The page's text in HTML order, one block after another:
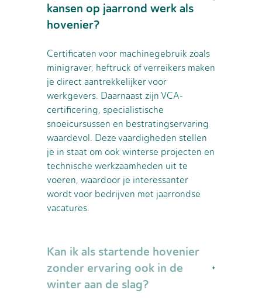
kansen op jaarrond werk als
hovenier?
Certificaten voor machinegebruik zoals
minigraver, heftruck of verreikers maken
je direct aantrekkelijker voor
werkgevers. Daarnaast zijn VCA-
certificering, specialistische
snoeicursussen en bestratingservaring
waardevol. Deze vaardigheden stellen
je in staat om ook winterse projecten en
technische werkzaamheden uit te
voeren, waardoor je interessanter
wordt voor bedrijven met jaarrondse
vacatures.
Kan ik als startende hovenier
zonder ervaring ook in de
winter aan de slag?